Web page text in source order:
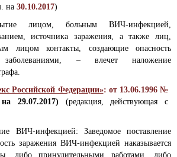
на 30.10.2017)
лицом, больным ВИЧ-инфекцией,
источника заражения, а также лиц,
лицом контакты, создающие опасность
– влечет наложение
Российской Федерации»: от 13.06.1996 №
29.07.2017) (редакция, действующая с
ВИЧ-инфекцией: Заведомое поставление
заражения ВИЧ-инфекцией наказывается
либо принудительными работами, либо